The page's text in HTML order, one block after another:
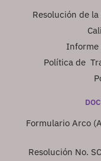
Resolución de
Informe
Política de
Formulario Arco
Resolución No.